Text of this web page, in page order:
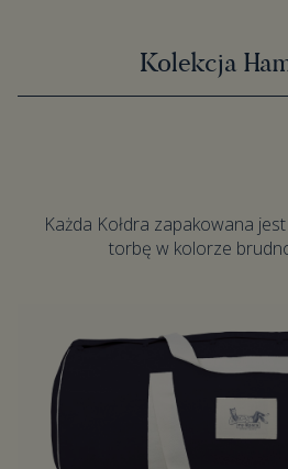
Kolekcja
Każda Kołdra zapakowana
torbę w kolorze